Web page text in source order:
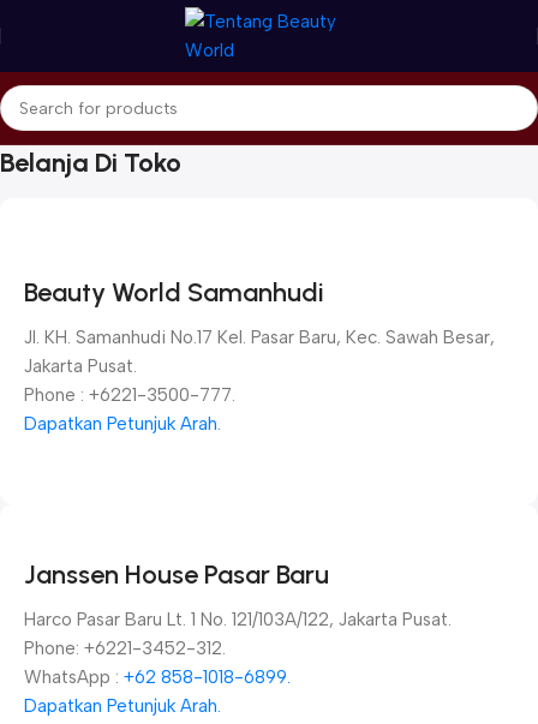
Belanja Di Toko
Beauty World Samanhudi
Jl. KH. Samanhudi No.17 Kel. Pasar Baru, Kec. Sawah Besar,
Jakarta Pusat.
Phone : +6221-3500-777.
Dapatkan Petunjuk Arah.
Janssen House Pasar Baru
Harco Pasar Baru Lt. 1 No. 121/103A/122, Jakarta Pusat.
Phone: +6221-3452-312.
WhatsApp : +62 858-1018-6899.
Dapatkan Petunjuk Arah.